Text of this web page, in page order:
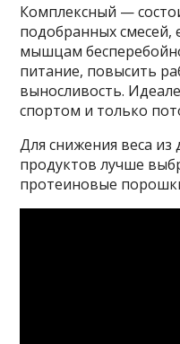
Комплексный —
подобранных смесей,
мышцам
питание, повысить
выносливость.
спортом и только
Для снижения веса из
продуктов лучше
протеиновые